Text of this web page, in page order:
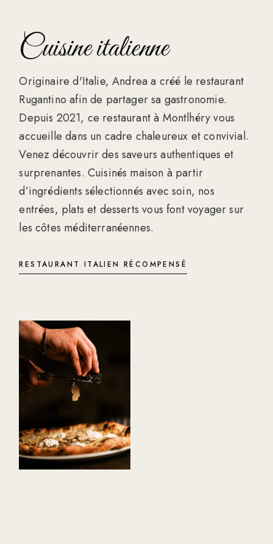
Cuisine italienne
Originaire d'Italie, Andrea a créé le restaurant
Rugantino afin de partager sa gastronomie.
Depuis 2021, ce restaurant à Montlhéry vous
accueille dans un cadre chaleureux et convivial.
Venez découvrir des saveurs authentiques et
surprenantes. Cuisinés maison à partir
d’ingrédients sélectionnés avec soin, nos
entrées, plats et desserts vous font voyager sur
les côtes méditerranéennes.
RESTAURANT ITALIEN RÉCOMPENSÉ